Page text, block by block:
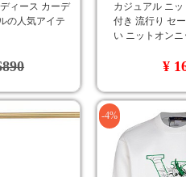
ィース カーデ
の人気アイテ
カジュアル ニ
付き 流行り セ
い ニットオン
¥
-4%